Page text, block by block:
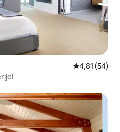
Prosječna
4,81 (54)
oznakom „Odabrali gosti”